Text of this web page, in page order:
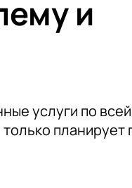
и
услуги по
только